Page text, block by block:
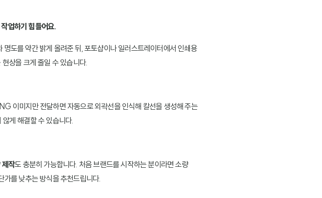
업하기 힘들어요.
도를 약간 밝게 올려준 뒤, 포토샵이나 일러스트레이터에서 인쇄용
상을 크게 줄일 수 있습니다.
이미지만 전달하면 자동으로 외곽선을 인식해 칼선을 생성해 주는
게 해결할 수 있습니다.
작도 충분히 가능합니다. 처음 브랜드를 시작하는 분이라면 소량
가를 낮추는 방식을 추천드립니다.